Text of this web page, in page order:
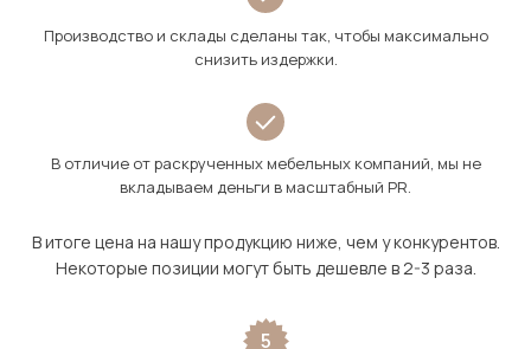
Производство и склады сделаны так, чтобы максимально
снизить издержки.
В отличие от раскрученных мебельных компаний, мы не
вкладываем деньги в масштабный PR.
В итоге цена на нашу продукцию ниже, чем у конкурентов.
Некоторые позиции могут быть дешевле в 2-3 раза.
5